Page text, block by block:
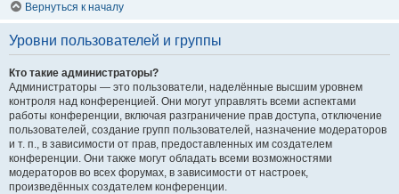
Вернуться к началу
Уровни пользователей и группы
Кто такие администраторы?
Администраторы — это пользователи, наделённые высшим уровнем
контроля над конференцией. Они могут управлять всеми аспектами
работы конференции, включая разграничение прав доступа, отключение
пользователей, создание групп пользователей, назначение модераторов
и т. п., в зависимости от прав, предоставленных им создателем
конференции. Они также могут обладать всеми возможностями
модераторов во всех форумах, в зависимости от настроек,
произведённых создателем конференции.